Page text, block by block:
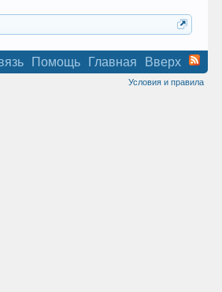
Помощь Главная Вверх
Условия и правила